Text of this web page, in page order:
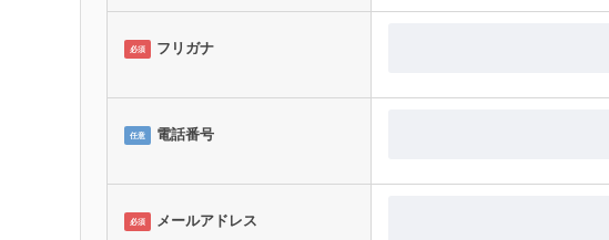
必須 フリガナ
任意 電話番号
必須 メールアドレス